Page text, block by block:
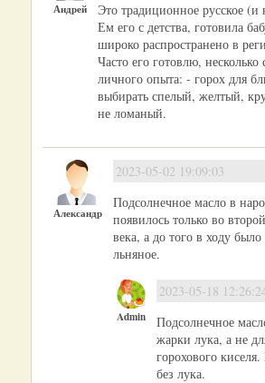
Андрей
Это традиционное русское (и
Ем его с детства, готовила
широко распространено в
Часто его готовлю, несколько
личного опыта: - горох для
выбирать спелый, желтый,
не ломаный.
Александр
2023-05-02 19:09:03
Подсолнечное масло в
появилось только во
века, а до того в ходу
льняное.
Admin
2023-05-18
Подсолнечное
жарки лука, а не
горохового
без лука.